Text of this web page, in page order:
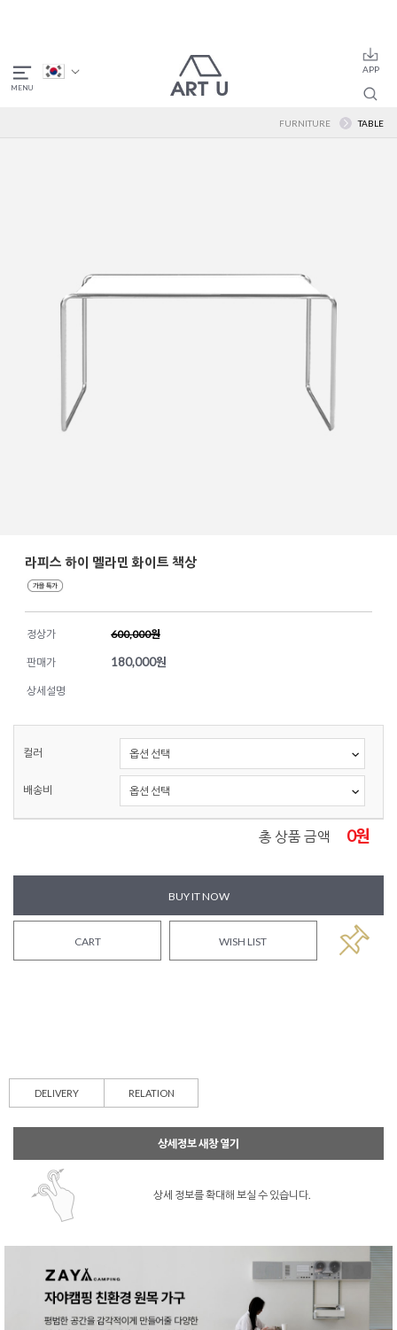
FURNITURE TABLE
라피스 하이 멜라민 화이트 책상
정상가 600,000원
판매가 180,000원
상세설명
컬러
배송비
총 상품 금액 0원
BUY IT NOW
CART WISH LIST
DELIVERY RELATION
상세정보 새창 열기
상세 정보를 확대해 보실 수 있습니다.